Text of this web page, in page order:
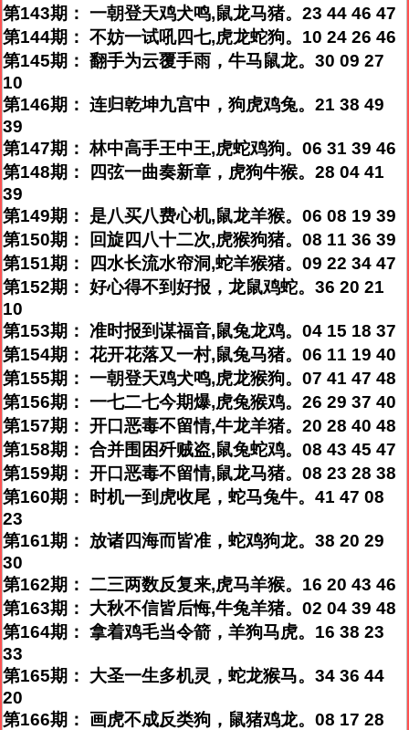
第143期： 一朝登天鸡犬鸣,鼠龙马猪。23 44 46 47
第144期： 不妨一试吼四七,虎龙蛇狗。10 24 26 46
第145期： 翻手为云覆手雨，牛马鼠龙。30 09 27
10
第146期： 连归乾坤九宫中，狗虎鸡兔。21 38 49
39
第147期： 林中高手王中王,虎蛇鸡狗。06 31 39 46
第148期： 四弦一曲奏新章，虎狗牛猴。28 04 41
39
第149期： 是八买八费心机,鼠龙羊猴。06 08 19 39
第150期： 回旋四八十二次,虎猴狗猪。08 11 36 39
第151期： 四水长流水帘洞,蛇羊猴猪。09 22 34 47
第152期： 好心得不到好报，龙鼠鸡蛇。36 20 21
10
第153期： 准时报到谋福音,鼠兔龙鸡。04 15 18 37
第154期： 花开花落又一村,鼠兔马猪。06 11 19 40
第155期： 一朝登天鸡犬鸣,虎龙猴狗。07 41 47 48
第156期： 一七二七今期爆,虎兔猴鸡。26 29 37 40
第157期： 开口恶毒不留情,牛龙羊猪。20 28 40 48
第158期： 合并围困歼贼盗,鼠兔蛇鸡。08 43 45 47
第159期： 开口恶毒不留情,鼠龙马猪。08 23 28 38
第160期： 时机一到虎收尾，蛇马兔牛。41 47 08
23
第161期： 放诸四海而皆准，蛇鸡狗龙。38 20 29
30
第162期： 二三两数反复来,虎马羊猴。16 20 43 46
第163期： 大秋不信皆后悔,牛兔羊猪。02 04 39 48
第164期： 拿着鸡毛当令箭，羊狗马虎。16 38 23
33
第165期： 大圣一生多机灵，蛇龙猴马。34 36 44
20
第166期： 画虎不成反类狗，鼠猪鸡龙。08 17 28